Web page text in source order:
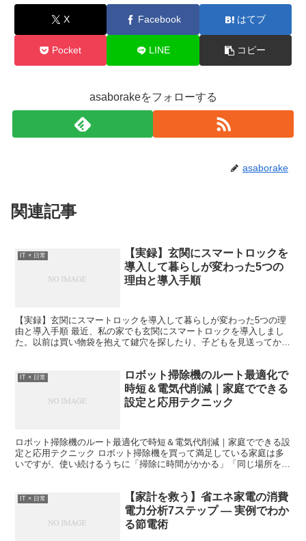
X Facebook はてブ
Pocket LINE コピー
asaborakeをフォローする
asaborake
関連記事
IT × 日常
【実録】玄関にスマートロックを
導入して暮らしが変わった5つの
理由と導入手順
【実録】玄関にスマートロックを導入して暮らしが変わった5つの理
由と導入手順 最近、私の家でも玄関にスマートロックを導入しまし
た。以前は買い物袋を抱えて鍵穴を探したり、子どもを見送ってから
IT × 日常
ロボット掃除機のルート最適化で
時短＆電気代削減｜家庭でできる
設定と応用テクニック
ロボット掃除機のルート最適化で時短＆電気代削減｜家庭でできる設
定と応用テクニック ロボット掃除機を買って満足している家庭は多
いですが、使い続けるうちに「掃除に時間がかかる」「同じ場所を何
IT × 日常
【家計を救う】省エネ家電の消費
電力分析7ステップ — 実例でわか
る節電術